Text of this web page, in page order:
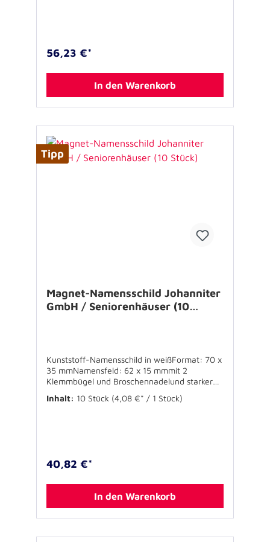
56,23 €*
In den Warenkorb
Tipp
Magnet-Namensschild Johanniter
GmbH / Seniorenhäuser (10
Kunststoff-Namensschild in weißFormat: 70 x
35 mmNamensfeld: 62 x 15 mmmit 2
Klemmbügel und Broschennadelund starker
passender Kartoneinlagenauf DIN A4 Bogen,
Inhalt: 10 Stück (4,08 €* / 1 Stück)
40,82 €*
In den Warenkorb